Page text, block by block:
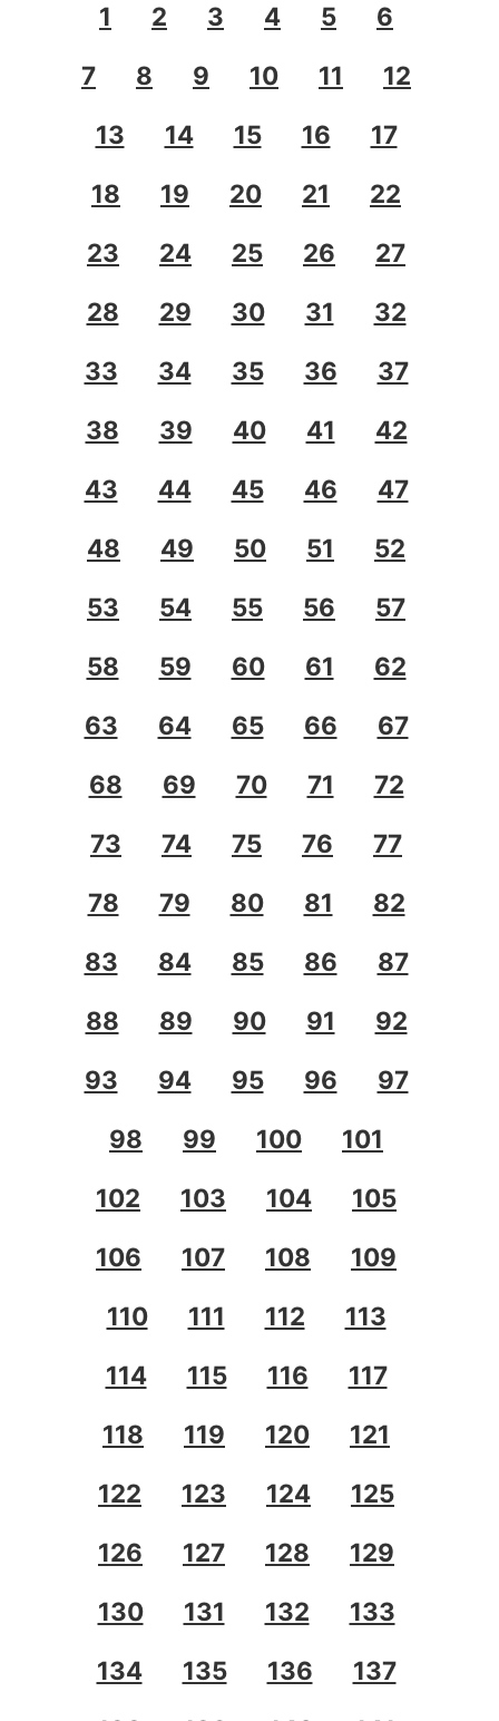
1 2 3 4 5
6
7
8 9 10 11
12
13
14 15 16
17
18
19 20 21
22
23
24 25 26
27
28
29 30 31
32
33
34 35 36
37
38
39 40 41
42
43
44 45 46
47
48
49 50 51
52
53
54 55 56
57
58
59 60 61
62
63
64 65 66
67
68
69 70 71
72
73
74 75 76
77
78
79 80 81
82
83
84 85 86
87
88
89 90 91
92
93
94 95 96
97
98
99 100
101
102
103 104
105
106
107 108
109
110
111 112
113
114
115 116
117
118
119 120
121
122
123 124
125
126
127 128
129
130
131 132
133
134
135 136
137